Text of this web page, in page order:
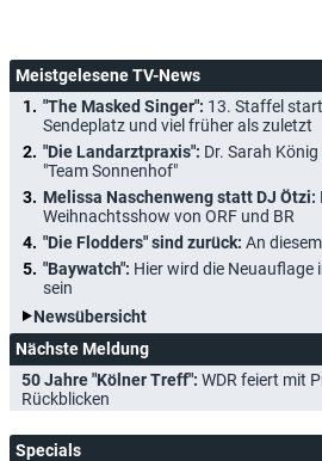
Meistgelesene TV-News
"The Masked Singer": 13. Staffel
Sendeplatz und viel früher als zuletzt
"Die Landarztpraxis": Dr. Sarah
"Team Sonnenhof"
Melissa Naschenweng statt DJ Ötzi:
Weihnachtsshow von ORF und BR
"Die Flodders" sind zurück: An
"Baywatch": Hier wird die Neuauflage
sein
Newsübersicht
Nächste Meldung
50 Jahre "Kölner Treff": WDR feiert mit
Rückblicken
Specials